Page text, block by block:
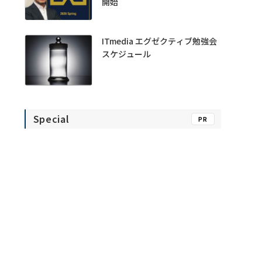
ITmedia エグゼクティブ勉強会
スケジュール
Special PR